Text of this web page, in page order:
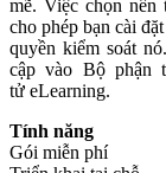
mẽ. Việc chọn nền
cho phép bạn cài
quyền kiểm soát
cập vào Bộ phận
tử eLearning.
Tính năng
Gói miễn phí